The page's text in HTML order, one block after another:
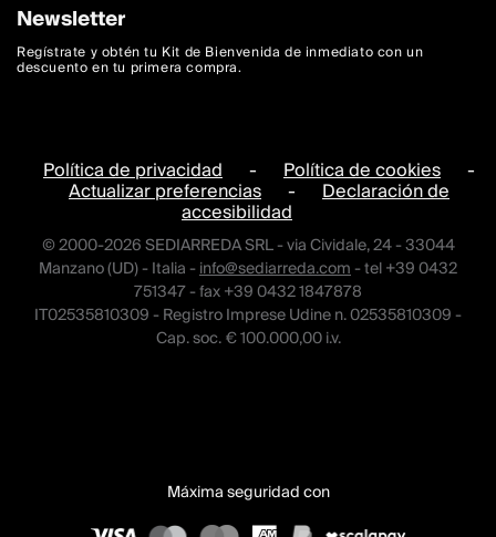
Newsletter
Regístrate y obtén tu Kit de Bienvenida de inmediato con un
descuento en tu primera compra.
Política de privacidad - Política de cookies -
Actualizar preferencias - Declaración de
accesibilidad
© 2000-2026 SEDIARREDA SRL - via Cividale, 24 - 33044
Manzano (UD) - Italia -info@sediarreda.com- tel +39 0432
751347 - fax +39 0432 1847878
IT02535810309 - Registro Imprese Udine n. 02535810309 -
Cap. soc. € 100.000,00 i.v.
Máxima seguridad con